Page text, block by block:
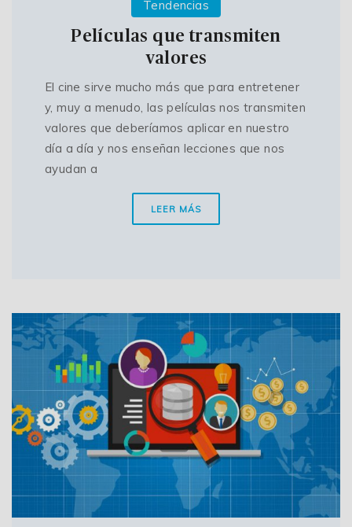
Tendencias
Películas que transmiten
valores
El cine sirve mucho más que para entretener
y, muy a menudo, las películas nos transmiten
valores que deberíamos aplicar en nuestro
día a día y nos enseñan lecciones que nos
ayudan a
LEER MÁS